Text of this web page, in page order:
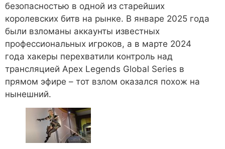
безопасностью в одной из старейших
королевских битв на рынке. В январе 2025 года
были взломаны аккаунты известных
профессиональных игроков, а в марте 2024
года хакеры перехватили контроль над
трансляцией Apex Legends Global Series в
прямом эфире – тот взлом оказался похож на
нынешний.